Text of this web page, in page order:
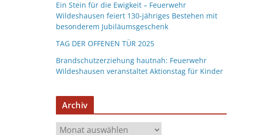
Ein Stein für die Ewigkeit – Feuerwehr
Wildeshausen feiert 130-jähriges Bestehen mit
besonderem Jubiläumsgeschenk
TAG DER OFFENEN TÜR 2025
Brandschutzerziehung hautnah: Feuerwehr
Wildeshausen veranstaltet Aktionstag für Kinder
Archiv